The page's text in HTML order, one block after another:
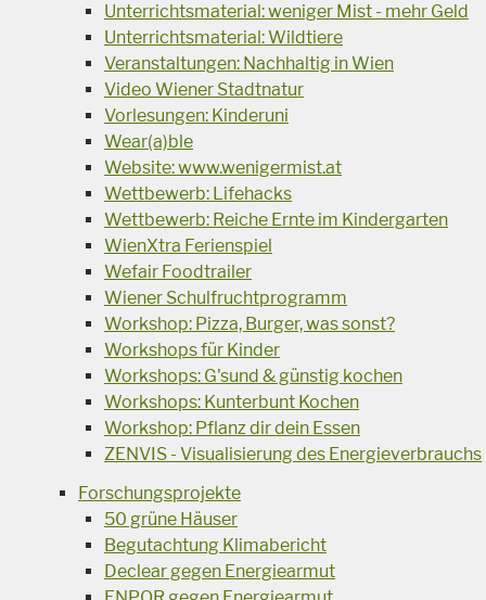
Unterrichtsmaterial: weniger Mist - mehr Geld
Unterrichtsmaterial: Wildtiere
Veranstaltungen: Nachhaltig in Wien
Video Wiener Stadtnatur
Vorlesungen: Kinderuni
Wear(a)ble
Website: www.wenigermist.at
Wettbewerb: Lifehacks
Wettbewerb: Reiche Ernte im Kindergarten
WienXtra Ferienspiel
Wefair Foodtrailer
Wiener Schulfruchtprogramm
Workshop: Pizza, Burger, was sonst?
Workshops für Kinder
Workshops: G'sund & günstig kochen
Workshops: Kunterbunt Kochen
Workshop: Pflanz dir dein Essen
ZENVIS - Visualisierung des Energieverbrauchs
Forschungsprojekte
50 grüne Häuser
Begutachtung Klimabericht
Declear gegen Energiearmut